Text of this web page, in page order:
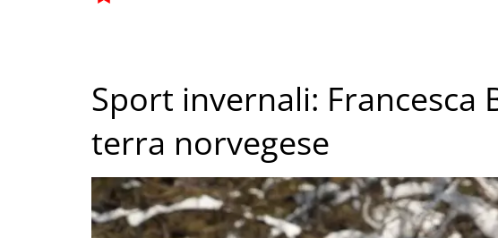
Sport invernali: Francesca
terra norvegese